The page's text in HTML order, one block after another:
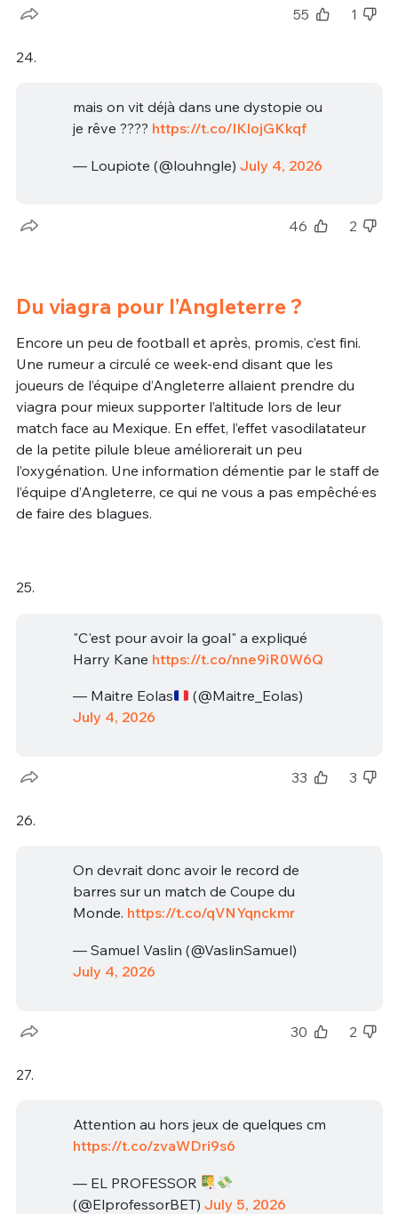
55 1
24.
mais on vit déjà dans une dystopie ou
je rêve ???? https://t.co/lKlojGKkqf
— Loupiote (@louhngle) July 4, 2026
46 2
Du viagra pour l’Angleterre ?
Encore un peu de football et après, promis, c’est fini.
Une rumeur a circulé ce week-end disant que les
joueurs de l’équipe d’Angleterre allaient prendre du
viagra pour mieux supporter l’altitude lors de leur
match face au Mexique. En effet, l’effet vasodilatateur
de la petite pilule bleue améliorerait un peu
l’oxygénation. Une information démentie par le staff de
l’équipe d’Angleterre, ce qui ne vous a pas empêché·es
de faire des blagues.
25.
"C'est pour avoir la goal" a expliqué
Harry Kane https://t.co/nne9iR0W6Q
— Maitre Eolas
(@Maitre_Eolas)
July 4, 2026
33 3
26.
On devrait donc avoir le record de
barres sur un match de Coupe du
Monde. https://t.co/qVNYqnckmr
— Samuel Vaslin (@VaslinSamuel)
July 4, 2026
30 2
27.
Attention au hors jeux de quelques cm
https://t.co/zvaWDri9s6
— EL PROFESSOR
(@ElprofessorBET) July 5, 2026